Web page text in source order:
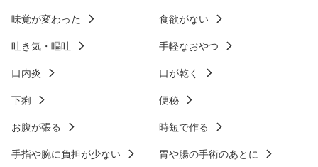
味覚が変わった
食欲がない
吐き気・嘔吐
手軽なおやつ
口内炎
口が乾く
下痢
便秘
お腹が張る
時短で作る
手指や腕に負担が少ない
胃や腸の手術のあとに